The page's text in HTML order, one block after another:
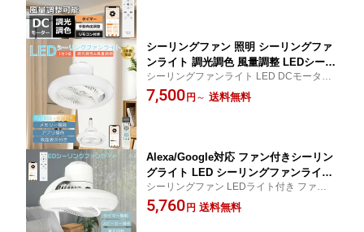
シーリングファン 照明 シーリングファ
ンライト 調光調色 風量調整 LEDシーリ
ングライト ファン付き6畳 10畳 シーリ
ングライト LED 小型 扇風機 吹き抜け
シーリングファンライト LED DCモーター
シーリングファンライト LED 調光調色 フ
ァン付きシーリングライト 吹き抜け 照明
7,500 円 ～ 送料無料
Alexa/Google対応 ファン付きシーリン
グライト LED シーリングファンライト
シーリングライト 6畳 8畳 リモコン付き
調光調色 風量調整 サーキュレーター L
シーリングファン LEDライト付き ファン付
き シーリングファンライト 正逆回転切り替
え ファン付きシーリングライト 洗面所 LE
5,760 円 送料無料